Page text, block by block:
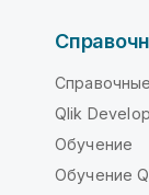
Qlik
Обучение
Обучение